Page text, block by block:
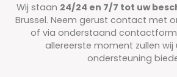
Wij staan 24/24 en 7/7 tot uw
Brussel. Neem gerust contact met
of via onderstaand
allereerste moment zullen wij
ondersteuning